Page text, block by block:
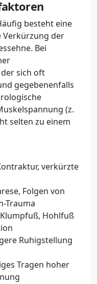
besteht eine
der
Bei
sich oft
gegebenenfalls
(z.
selten zu einem
verkürzte
Folgen von
Trauma
Hohlfuß
Ruhigstellung
Tragen hoher